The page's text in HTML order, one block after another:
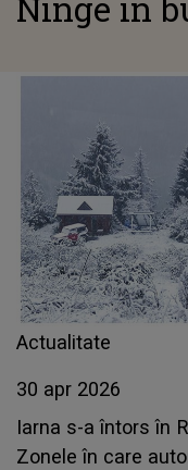
Ninge in
Actualitate
30 apr 2026
Iarna s-a întors în
Zonele în care